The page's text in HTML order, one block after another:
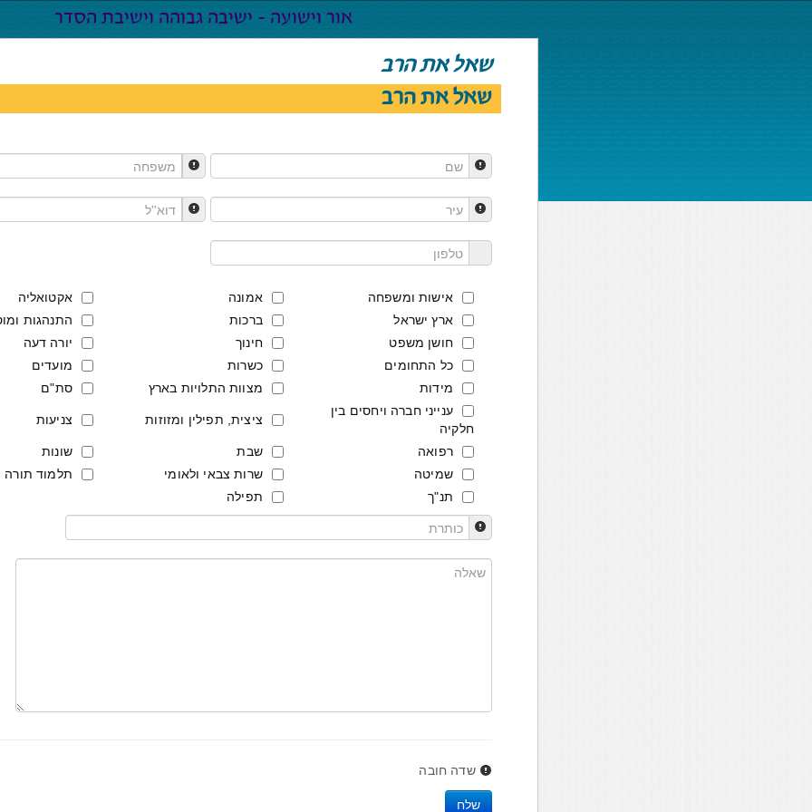
שאל את הרב
שאל את הרב
אישות ומשפחה אמונה
אקטואליה
ארץ ישראל
ברכות
התנהגות
חושן משפט
חינוך
יורה דעה
כל התחומים
כשרות
מועדים
מידות
מצוות התלויות בארץ
סת"ם
ענייני חברה ויחסים בין
חלקיה
ציצית, תפילין ומזוזות צניעות
רפואה שבת
שונות
שמיטה
שרות צבאי ולאומי
תלמוד תורה
תנ"ך
תפילה
שדה חובה
שלח